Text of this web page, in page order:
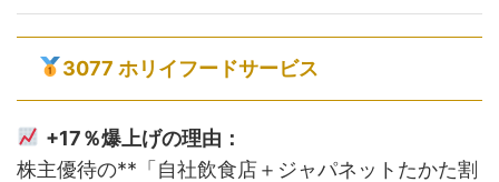
3077 ホリイフードサービス
+17％爆上げの理由：
株主優待の**「自社飲食店＋ジャパネットたかた割